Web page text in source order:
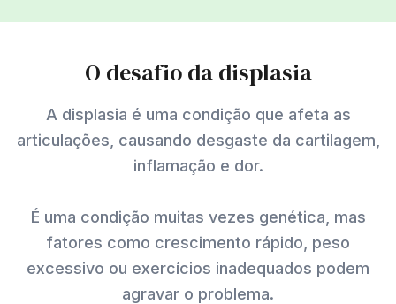
O desafio da displasia
A displasia é uma condição que afeta as
articulações, causando desgaste da cartilagem,
inflamação e dor.
É uma condição muitas vezes genética, mas
fatores como crescimento rápido, peso
excessivo ou exercícios inadequados podem
agravar o problema.